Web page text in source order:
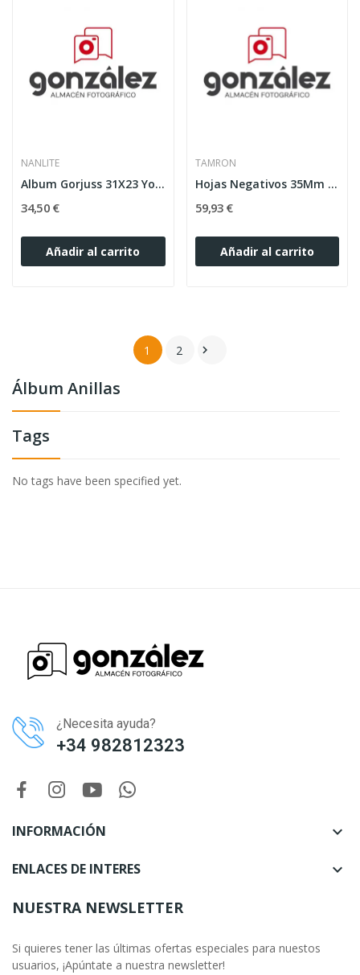
Álbum Anillas
Tags
No tags have been specified yet.
NANLITE
Album Gorjuss 31X23 You Brought My Love
34,50 €
Añadir al carrito
TAMRON
Hojas Negativos 35Mm Glassine (100U)
59,93 €
Añadir al carrito
1 2 
¿Necesita ayuda?
+34 982812323
INFORMACIÓN 
ENLACES DE INTERES

NUESTRA NEWSLETTER
Si quieres tener las últimas ofertas especiales para nuestos
usuarios, ¡Apúntate a nuestra newsletter!